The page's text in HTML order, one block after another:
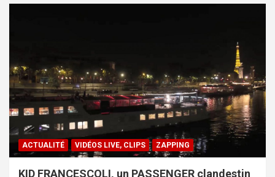
ACTUALITÉ VIDÉOS LIVE, CLIPS ZAPPING
KID FRANCESCOLI, un PASSENGER clandestin